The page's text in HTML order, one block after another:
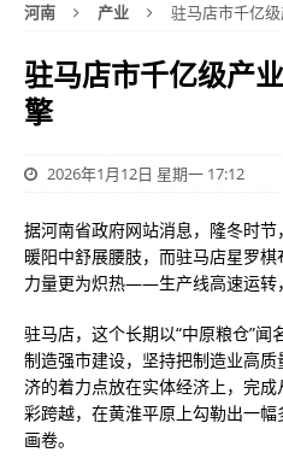
河南 产业 驻马店市千亿
驻马店市千亿级产
擎
2026年1月12日 星期一 17:12
据河南省政府网站消息，隆冬时
暖阳中舒展腰肢，而驻马店星罗
力量更为炽热——生产线高速运转
驻马店，这个长期以“中原粮仓”
制造强市建设，坚持把制造业高
济的着力点放在实体经济上，完成
彩跨越，在黄淮平原上勾勒出一
画卷。